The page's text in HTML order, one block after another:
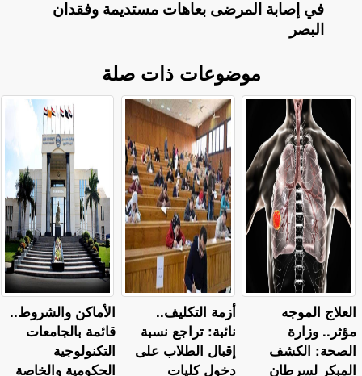
في إصابة المرضى بعاهات مستديمة وفقدان
البصر
موضوعات ذات صلة
​الأماكن والشروط..
قائمة بالجامعات
التكنولوجية
الحكومية والخاصة
أزمة التكليف..
نائبة: تراجع نسبة
إقبال الطلاب على
دخول كليات
العلاج الموجه
مؤثر.. وزارة
الصحة: الكشف
المبكر لسرطان